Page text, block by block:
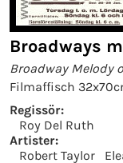
Broadways
Broadway Melody
Filmaffisch
Regissör:
Roy Del Ruth
Artister:
Robert Taylor